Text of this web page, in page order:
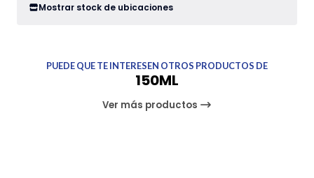
Mostrar stock de ubicaciones
PUEDE QUE TE INTERESEN OTROS PRODUCTOS DE
150ML
Ver más productos